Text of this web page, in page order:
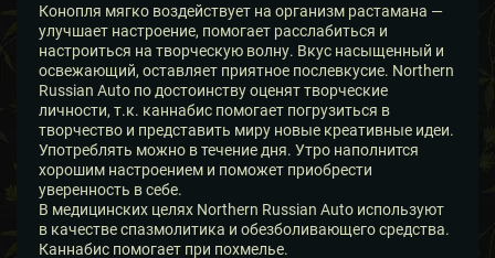
Конопля мягко воздействует на организм растамана —
улучшает настроение, помогает расслабиться и
настроиться на творческую волну. Вкус насыщенный и
освежающий, оставляет приятное послевкусие. Northern
Russian Auto по достоинству оценят творческие
личности, т.к. каннабис помогает погрузиться в
творчество и представить миру новые креативные идеи.
Употреблять можно в течение дня. Утро наполнится
хорошим настроением и поможет приобрести
уверенность в себе.
В медицинских целях Northern Russian Auto используют
в качестве спазмолитика и обезболивающего средства.
Каннабис помогает при похмелье.